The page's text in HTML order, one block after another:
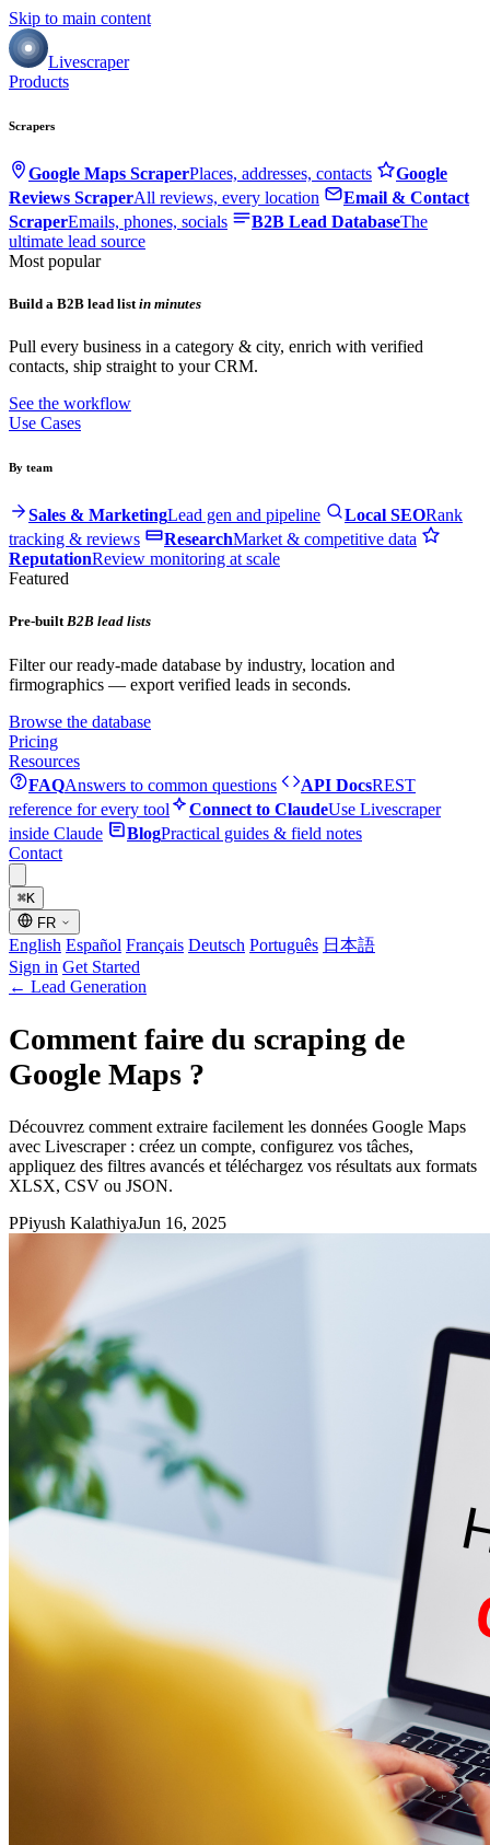
Skip to main content
Livescraper
Products
Scrapers
Google Maps ScraperPlaces, addresses, contacts
Google
Reviews ScraperAll reviews, every location
Email & Contact
ScraperEmails, phones, socials B2B Lead DatabaseThe
ultimate lead source
Most popular
Build a B2B lead listin minutes
Pull every business in a category & city, enrich with verified
contacts, ship straight to your CRM.
See the workflow
Use Cases
By team
Sales & MarketingLead gen and pipeline Local SEORank
tracking & reviews
ResearchMarket & competitive data
ReputationReview monitoring at scale
Featured
Pre-builtB2B lead lists
Filter our ready-made database by industry, location and
firmographics — export verified leads in seconds.
Browse the database
Pricing
Resources
FAQAnswers to common questions API DocsREST
reference for every tool
Connect to ClaudeUse Livescraper
inside Claude
BlogPractical guides & field notes
Contact
⌘K
FR
English Español Français Deutsch Português 日本語
Sign in Get Started
← Lead Generation
Comment faire du scraping de
Google Maps ?
Découvrez comment extraire facilement les données Google Maps
avec Livescraper : créez un compte, configurez vos tâches,
appliquez des filtres avancés et téléchargez vos résultats aux formats
XLSX, CSV ou JSON.
PPiyush KalathiyaJun 16, 2025